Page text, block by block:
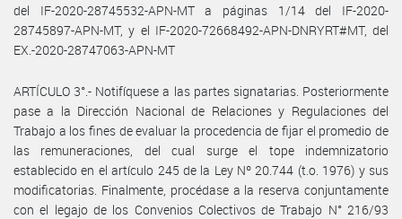
del IF-2020-28745532-APN-MT a páginas 1/14 del IF-2020-
28745897-APN-MT, y el IF-2020-72668492-APN-DNRYRT#MT, del
EX.-2020-28747063-APN-MT
ARTÍCULO 3°.- Notifíquese a las partes signatarias. Posteriormente
pase a la Dirección Nacional de Relaciones y Regulaciones del
Trabajo a los fines de evaluar la procedencia de fijar el promedio de
las remuneraciones, del cual surge el tope indemnizatorio
establecido en el artículo 245 de la Ley Nº 20.744 (t.o. 1976) y sus
modificatorias. Finalmente, procédase a la reserva conjuntamente
con el legajo de los Convenios Colectivos de Trabajo N° 216/93